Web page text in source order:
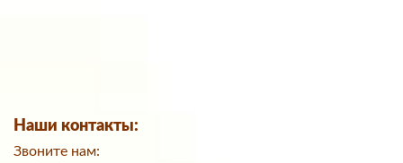
Наши контакты:
Звоните нам: